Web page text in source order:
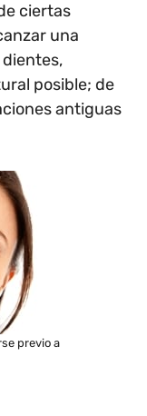
ciertas
una
posible; de
antiguas
previo a